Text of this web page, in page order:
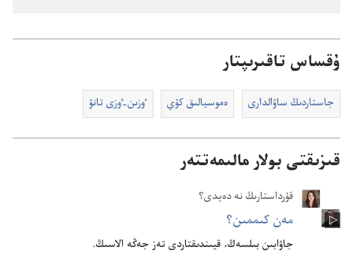
ۇقساس تاقىرىپتار
جاستاردىڭ ساۋالدارى ە‌موسيالىق كۇ‌ي ٶزىن-‏ٶزى تانۋ
قىزىقتى بولار مالىمەتتەر
قۇرداستارىڭ نە دەيدى؟
مە‌ن كىممىن؟‏
جاۋابىن بىلسە‌ڭ،‏ قيىندىقتاردى تە‌ز جە‌ڭە الاسىڭ.‏